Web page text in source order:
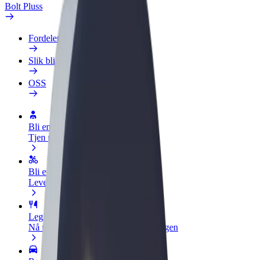
Bolt Pluss
Fordeler
Slik blir du med
OSS
Bli en sjåfør
Tjen penger på egne vilkår
Bli et leveringsbud
Lever mat og få betalt ukentlig
Legg til en restaurant eller butikk
Nå ut til flere kunder og øk inntjeningen